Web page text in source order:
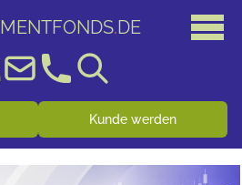
.DE
Kunde werden